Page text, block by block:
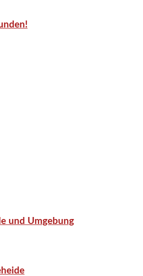
und Umgebung